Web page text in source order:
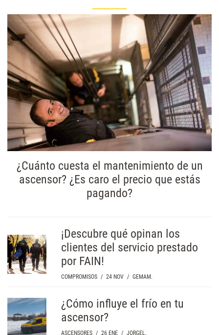
¿Cuánto cuesta el mantenimiento de un
ascensor? ¿Es caro el precio que estás
pagando?
¡Descubre qué opinan los
clientes del servicio prestado
por FAIN!
COMPROMISOS / 24 NOV / GEMAM.
¿Cómo influye el frío en tu
ascensor?
ASCENSORES / 26 ENE / JORGEL.